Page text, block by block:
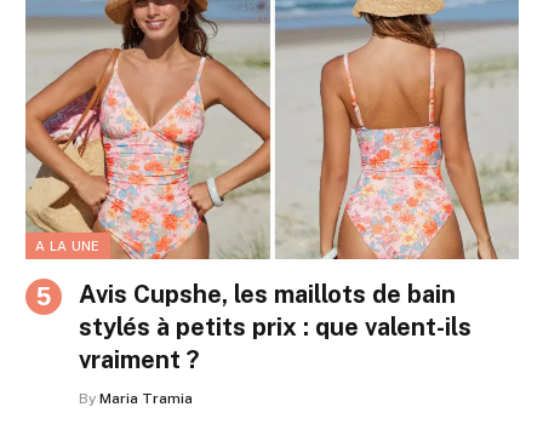
A LA UNE
Avis Cupshe, les maillots de bain
stylés à petits prix : que valent-ils
vraiment ?
By Maria Tramia